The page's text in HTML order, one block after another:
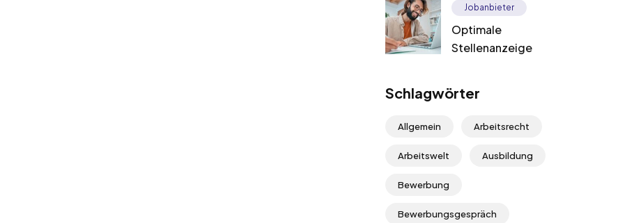
Jobanbieter
Optimale
Stellenanzeige
Schlagwörter
Allgemein Arbeitsrecht
Arbeitswelt Ausbildung
Bewerbung
Bewerbungsgespräch